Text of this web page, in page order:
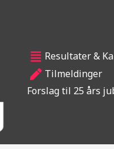
Resultater &
Tilmeldinger
Forslag til 25 års